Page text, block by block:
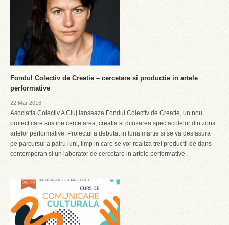
Fondul Colectiv de Creatie – cercetare si productie in artele
performative
22 Mar 2016
Asociatia Colectiv A Cluj lanseaza Fondul Colectiv de Creatie, un nou
proiect care sustine cercetarea, creatia si difuzarea spectacolelor din zona
artelor performative. Proiectul a debutat in luna martie si se va desfasura
pe parcursul a patru luni, timp in care se vor realiza trei productii de dans
contemporan si un laborator de cercetare in artele performative.